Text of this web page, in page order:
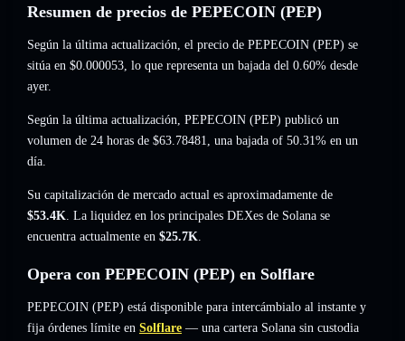
Resumen de precios de PEPECOIN (PEP)
Según la última actualización, el precio de PEPECOIN (PEP) se
sitúa en $0.000053, lo que representa un bajada del 0.60% desde
ayer.
Según la última actualización, PEPECOIN (PEP) publicó un
volumen de 24 horas de $63.78481, una bajada of 50.31% en un
día.
Su capitalización de mercado actual es aproximadamente de
$53.4K. La liquidez en los principales DEXes de Solana se
encuentra actualmente en $25.7K.
Opera con PEPECOIN (PEP) en Solflare
PEPECOIN (PEP) está disponible para intercámbialo al instante y
fija órdenes límite en Solflare — una cartera Solana sin custodia